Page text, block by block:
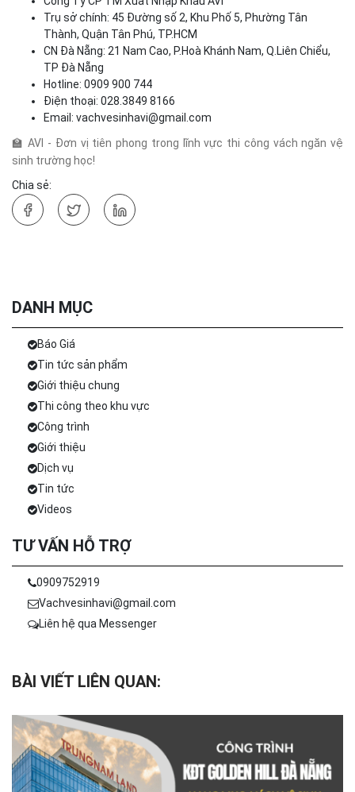
Trụ sở chính: 45 Đường số 2, Khu Phố 5, Phường Tân
Thành, Quận Tân Phú, TP.HCM
CN Đà Nẵng: 21 Nam Cao, P.Hoà Khánh Nam, Q.Liên Chiểu,
TP Đà Nẵng
Hotline: 0909 900 744
Điện thoại: 028.3849 8166
Email: vachvesinhavi@gmail.com
🏫 AVI - Đơn vị tiên phong trong lĩnh vực thi công vách ngăn vệ
sinh trường học!
Chia sẻ:
DANH MỤC
Báo Giá
Tin tức sản phẩm
Giới thiệu chung
Thi công theo khu vực
Công trình
Giới thiệu
Dịch vụ
Tin tức
Videos
TƯ VẤN HỖ TRỢ
0909752919
Vachvesinhavi@gmail.com
Liên hệ qua Messenger
BÀI VIẾT LIÊN QUAN: